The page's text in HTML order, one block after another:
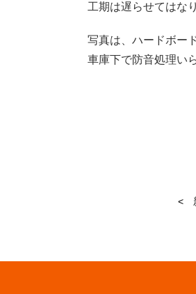
工期は遅らせてはな
写真は、ハードボー
車庫下で防音処理い
<